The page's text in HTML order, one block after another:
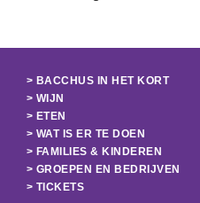
> BACCHUS IN HET KORT
> WIJN
> ETEN
> WAT IS ER TE DOEN
> FAMILIES & KINDEREN
> GROEPEN EN BEDRIJVEN
> TICKETS